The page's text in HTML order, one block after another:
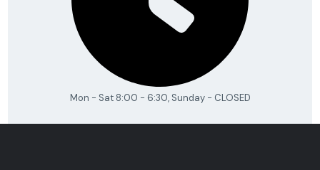
Mon - Sat 8:00 - 6:30, Sunday - CLOSED